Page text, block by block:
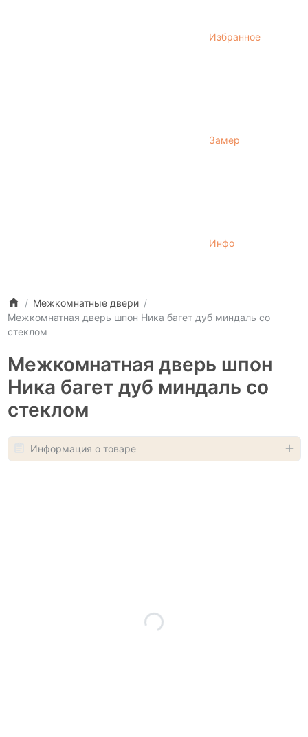
Избранное
Замер
Инфо
Межкомнатные двери
Межкомнатная дверь шпон Ника багет дуб миндаль со
стеклом
Межкомнатная дверь шпон
Ника багет дуб миндаль со
стеклом
Информация о товаре